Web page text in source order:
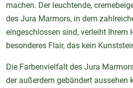
machen. Der leuchtende,
des Jura Marmors, in dem
eingeschlossen sind, verleiht Ihrem
besonderes Flair, das kein
Die Farbenvielfalt des Jura
der außerdem gebändert aussehen